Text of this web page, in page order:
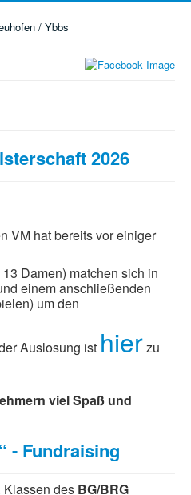
2026
VM hat bereits vor einiger
Damen) matchen sich in
einem anschließenden
um den
Auslosung ist hierzu
viel Spaß und
- Fundraising
Klassen des BG/BRG